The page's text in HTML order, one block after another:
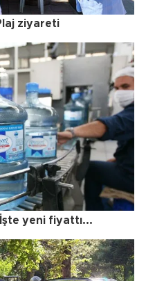
ziyareti
yeni fiyattı...